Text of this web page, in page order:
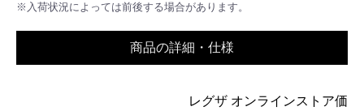
※入荷状況によっては前後する場合があります。
商品の詳細・仕様
レグザ オンラインストア価